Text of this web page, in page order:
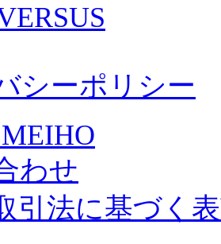
シーポリシー
わせ
引法に基づく